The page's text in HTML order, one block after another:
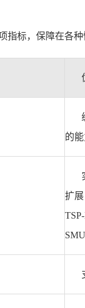
指标，保障在各种
的
扩
SMU